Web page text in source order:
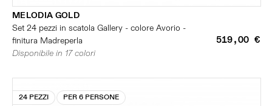
MELODIA GOLD
Set 24 pezzi in scatola Gallery - colore Avorio -
finitura Madreperla
519,00 €
Disponibile in 17 colori
24 PEZZI PER 6 PERSONE